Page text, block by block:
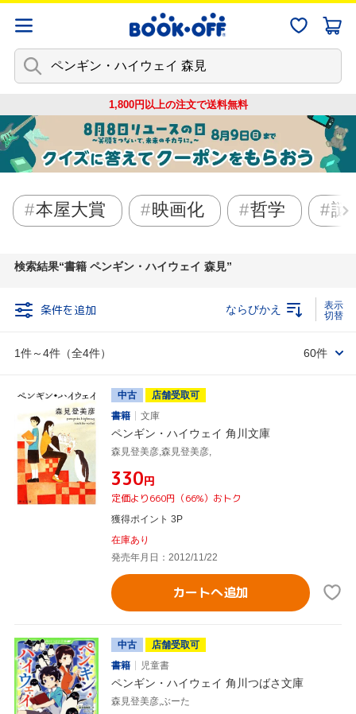
1,800円以上の注文で送料無料
本屋大賞 映画化 哲学 謎
検索結果 書籍 ペンギン・ハイウェイ 森見
条件を追加
1件～4件（全4件）
ならびかえ
60件
中古
店舗受取可
書籍
文庫
ペンギン・ハイウェイ 角川文庫
森見登美彦,森見登美彦,
¥330円
定価より660円（66%）おトク
獲得ポイント 3P
在庫あり
発売年月日：2012/11/22
カートへ追加
中古
店舗受取可
書籍
児童書
ペンギン・ハイウェイ 角川つばさ文庫
森見登美彦,ぶーた